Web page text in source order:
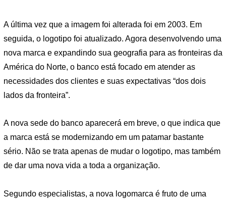
A última vez que a imagem foi alterada foi em 2003. Em
seguida, o logotipo foi atualizado. Agora desenvolvendo uma
nova marca e expandindo sua geografia para as fronteiras da
América do Norte, o banco está focado em atender as
necessidades dos clientes e suas expectativas “dos dois
lados da fronteira”.
A nova sede do banco aparecerá em breve, o que indica que
a marca está se modernizando em um patamar bastante
sério. Não se trata apenas de mudar o logotipo, mas também
de dar uma nova vida a toda a organização.
Segundo especialistas, a nova logomarca é fruto de uma